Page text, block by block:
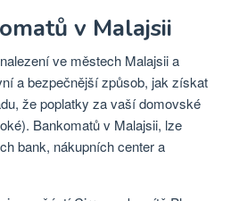
v Malajsii
ve městech Malajsii a
a bezpečnější způsob, jak získat
že poplatky za vaší domovské
Bankomatů v Malajsii, lze
bank, nákupních center a